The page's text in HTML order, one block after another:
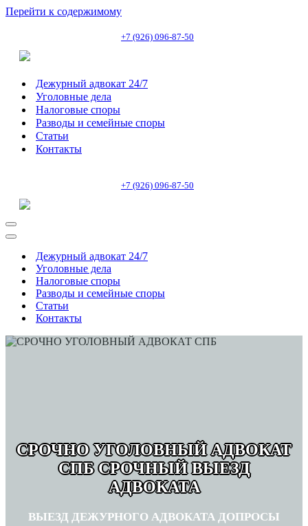
Перейти к содержимому
+7 (926) 096-87-50
Дежурный адвокат 24/7
Уголовные дела
Налоговые споры
Разводы и семейные споры
Статьи
Контакты
+7 (926) 096-87-50
Меню
навигации
Меню
навигацииДежурный адвокат 24/7
Уголовные дела
Налоговые споры
Разводы и семейные споры
Статьи
Контакты
СРОЧНО УГОЛОВНЫЙ АДВОКАТ
СПБ СРОЧНЫЙ ВЫЕЗД
АДВОКАТА
ВЫЕЗД ДЕЖУРНОГО АДВОКАТА ДОПРОСЫ